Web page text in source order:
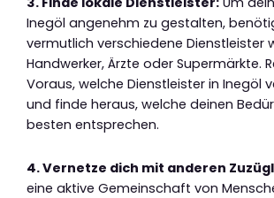
Inegöl angenehm zu gestalten,
vermutlich verschiedene Dienstleister
Handwerker, Ärzte oder Supermärkte.
Voraus, welche Dienstleister in Inegöl
und finde heraus, welche deinen
besten entsprechen.
4. Vernetze dich mit anderen
eine aktive Gemeinschaft von